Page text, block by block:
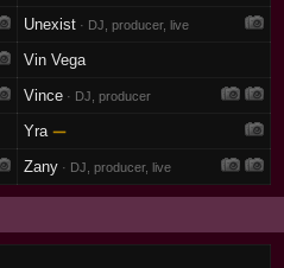
Unexist · DJ, producer, live
Vin Vega
Vince · DJ, producer
Yra —
Zany · DJ, producer, live